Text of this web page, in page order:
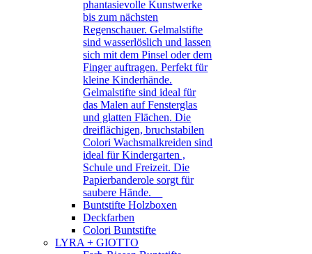
phantasievolle Kunstwerke
bis zum nächsten
Regenschauer. Gelmalstifte
sind wasserlöslich und lassen
sich mit dem Pinsel oder dem
Finger auftragen. Perfekt für
kleine Kinderhände.
Gelmalstifte sind ideal für
das Malen auf Fensterglas
und glatten Flächen. Die
dreiflächigen, bruchstabilen
Colori Wachsmalkreiden sind
ideal für Kindergarten ,
Schule und Freizeit. Die
Papierbanderole sorgt für
saubere Hände.
Buntstifte Holzboxen
Deckfarben
Colori Buntstifte
LYRA + GIOTTO